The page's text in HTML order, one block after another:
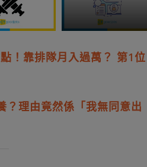
！靠排隊月入過萬？ 第1位
？理由竟然係「我無同意出